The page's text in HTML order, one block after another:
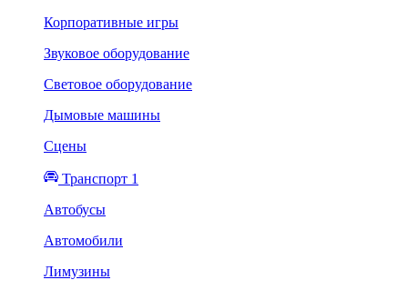
Корпоративные игры
Звуковое оборудование
Световое оборудование
Дымовые машины
Сцены
Транспорт 1
Автобусы
Автомобили
Лимузины